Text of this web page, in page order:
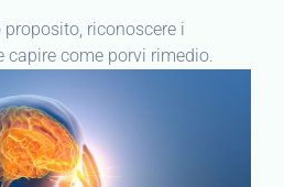
proposito, riconoscere i
capire come porvi rimedio.